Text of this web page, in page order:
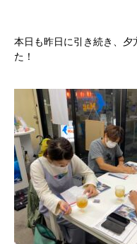
本日も昨日に引き続き、夕
た！